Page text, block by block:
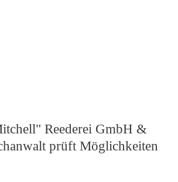
Reederei GmbH &
prüft Möglichkeiten